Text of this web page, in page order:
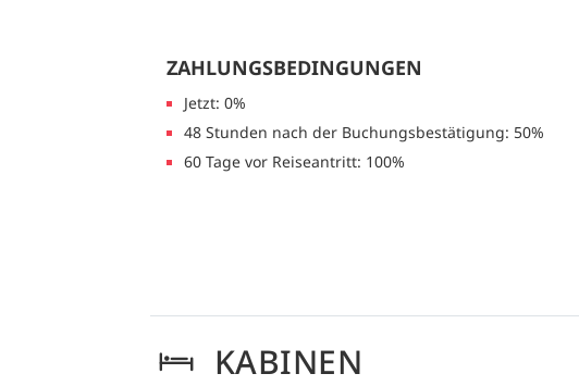
ZAHLUNGSBEDINGUNGEN
Jetzt: 0%
48 Stunden nach der Buchungsbestätigung: 50%
60 Tage vor Reiseantritt: 100%
KABINEN